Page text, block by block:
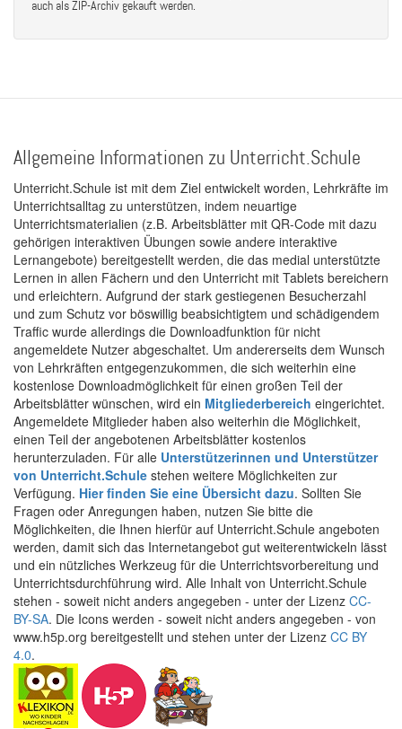
auch als ZIP-Archiv gekauft werden.
Allgemeine Informationen zu Unterricht.Schule
Unterricht.Schule ist mit dem Ziel entwickelt worden, Lehrkräfte im
Unterrichtsalltag zu unterstützen, indem neuartige
Unterrichtsmaterialien (z.B. Arbeitsblätter mit QR-Code mit dazu
gehörigen interaktiven Übungen sowie andere interaktive
Lernangebote) bereitgestellt werden, die das medial unterstützte
Lernen in allen Fächern und den Unterricht mit Tablets bereichern
und erleichtern. Aufgrund der stark gestiegenen Besucherzahl
und zum Schutz vor böswillig beabsichtigtem und schädigendem
Traffic wurde allerdings die Downloadfunktion für nicht
angemeldete Nutzer abgeschaltet. Um andererseits dem Wunsch
von Lehrkräften entgegenzukommen, die sich weiterhin eine
kostenlose Downloadmöglichkeit für einen großen Teil der
Arbeitsblätter wünschen, wird ein Mitgliederbereich eingerichtet.
Angemeldete Mitglieder haben also weiterhin die Möglichkeit,
einen Teil der angebotenen Arbeitsblätter kostenlos
herunterzuladen. Für alle Unterstützerinnen und Unterstützer
von Unterricht.Schule stehen weitere Möglichkeiten zur
Verfügung. Hier finden Sie eine Übersicht dazu. Sollten Sie
Fragen oder Anregungen haben, nutzen Sie bitte die
Möglichkeiten, die Ihnen hierfür auf Unterricht.Schule angeboten
werden, damit sich das Internetangebot gut weiterentwickeln lässt
und ein nützliches Werkzeug für die Unterrichtsvorbereitung und
Unterrichtsdurchführung wird. Alle Inhalt von Unterricht.Schule
stehen - soweit nicht anders angegeben - unter der Lizenz CC-
BY-SA. Die Icons werden - soweit nicht anders angegeben - von
www.h5p.org bereitgestellt und stehen unter der Lizenz CC BY
4.0.